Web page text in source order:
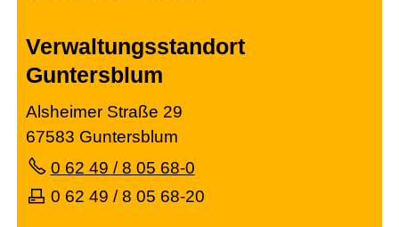
Verwaltungsstandort
Guntersblum
Alsheimer Straße 29
67583 Guntersblum
0 62 49 / 8 05 68-0
0 62 49 / 8 05 68-20